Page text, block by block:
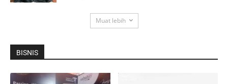
Muat lebih
BISNIS